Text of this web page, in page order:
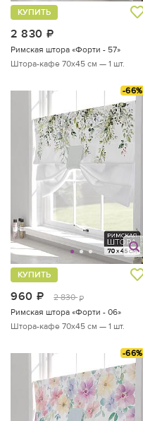
2 830
КУПИТЬ
Римская штора «Форти - 57»
Штора-кафе 70х45 см — 1 шт.
-66%
960 руб.
2 830 руб.
КУПИТЬ
Римская штора «Форти - 06»
Штора-кафе 70х45 см — 1 шт.
-66%